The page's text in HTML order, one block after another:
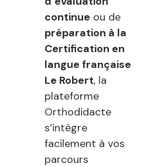
continue ou de
préparation à la
Certification en
langue française
Le Robert, la
plateforme
Orthodidacte
s’intègre
facilement à vos
parcours